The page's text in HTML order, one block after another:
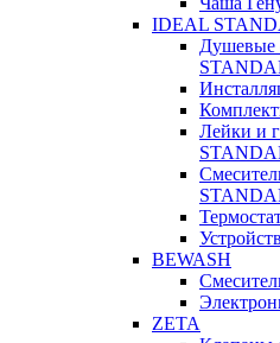
IDEAL
Душевые
Лейки и
BEWASH
ZETA